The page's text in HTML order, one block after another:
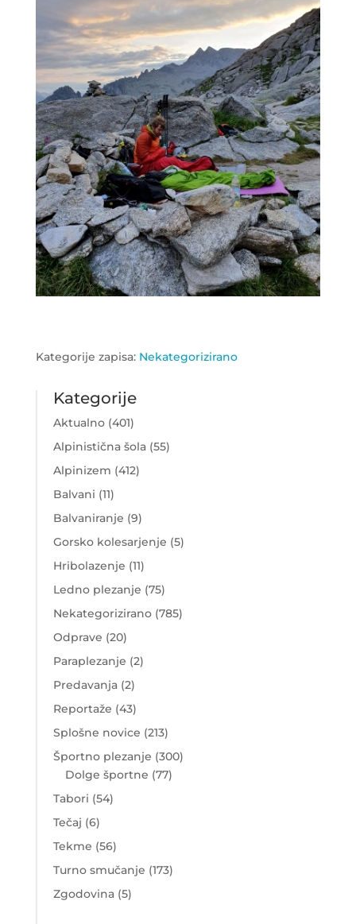
Kategorije zapisa: Nekategorizirano
Kategorije
Aktualno(401)
Alpinistična šola(55)
Alpinizem (412)
Balvani (11)
Balvaniranje (9)
Gorsko kolesarjenje (5)
Hribolazenje (11)
Ledno plezanje (75)
Nekategorizirano(785)
Odprave (20)
Paraplezanje (2)
Predavanja(2)
Reportaže (43)
Splošne novice (213)
Športno plezanje (300)
Dolge športne (77)
Tabori (54)
Tečaj (6)
Tekme (56)
Turno smučanje (173)
Zgodovina(5)